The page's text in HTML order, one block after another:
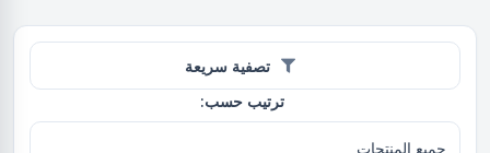
تصفية سريعة
ترتيب حسب: